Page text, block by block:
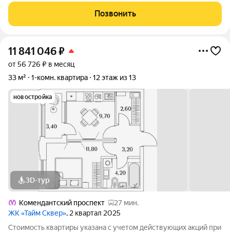
Персональный лифт привезет вас в собственную квартиру.
Здесь панорамное остекление в пол высотою
Позвонить
11 841 046₽
от 56 726 ₽ в месяц
33 м²
1-комн. квартира 12 этаж из 13
новостройка
3D-тур
Комендантский проспект
27 мин.
ЖК «Тайм Сквер», 2 квартал 2025
Стоимость квартиры указана с учетом действующих акций при